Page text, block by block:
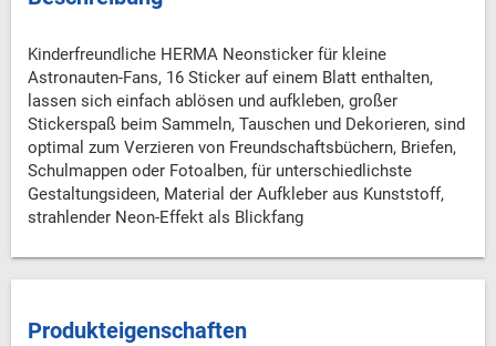
Kinderfreundliche HERMA Neonsticker für kleine
Astronauten-Fans, 16 Sticker auf einem Blatt enthalten,
lassen sich einfach ablösen und aufkleben, großer
Stickerspaß beim Sammeln, Tauschen und Dekorieren, sind
optimal zum Verzieren von Freundschaftsbüchern, Briefen,
Schulmappen oder Fotoalben, für unterschiedlichste
Gestaltungsideen, Material der Aufkleber aus Kunststoff,
strahlender Neon-Effekt als Blickfang
Produkteigenschaften